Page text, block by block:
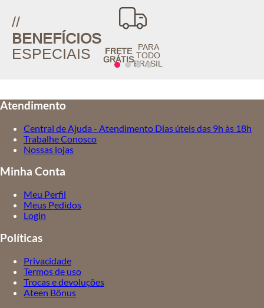
//
BENEFÍCIOS
ESPECIAIS
FRETE
GRÁTIS
PARA
TODO
BRASIL
Atendimento
Central de Ajuda - Atendimento Dias úteis das 9h às 18h
Trabalhe Conosco
Nossas lojas
Minha Conta
Meu Perfil
Meus Pedidos
Login
Políticas
Privacidade
Termos de uso
Trocas e devoluções
Ateen Bônus